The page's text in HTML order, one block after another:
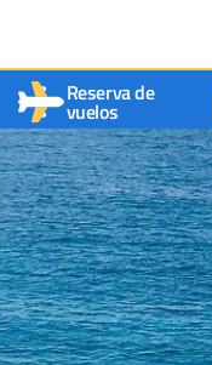
Reserva de
vuelos